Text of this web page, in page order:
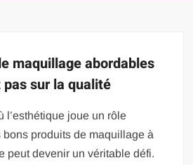
maquillage abordables
sur la qualité
l’esthétique joue un rôle
bons produits de maquillage à
peut devenir un véritable défi.